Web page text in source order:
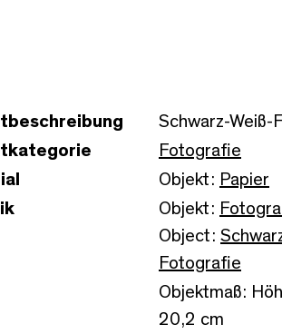
Schwarz-Weiß-
Fotografie
Objekt: Papier
Objekt:
Object:
Fotografie
Objektmaß:
20,2 cm